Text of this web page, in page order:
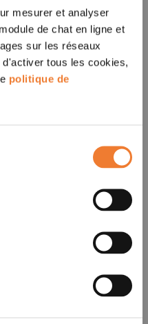
mesurer et analyser
de chat en ligne et
sur les réseaux
tous les cookies,
politique de